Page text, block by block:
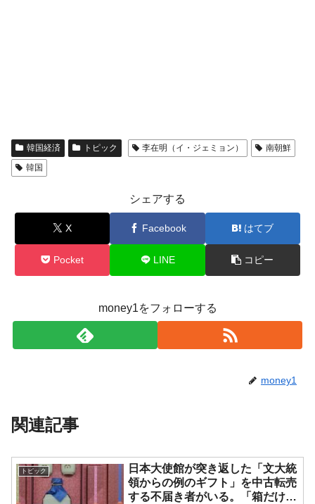
韓国経済 トピック 李在明（イ・ジェミョン）
南朝鮮
韓国
シェアする
X Facebook はてブ
Pocket LINE コピー
money1をフォローする
money1
関連記事
トピック
日本大使館が突き返した「文大統
領からの例のギフト」を中古転売
する不届き者がいる。「箱だけ」